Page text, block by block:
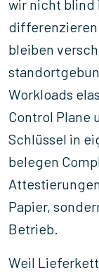
wir nicht blind
bleiben
Workloads
Control Plane
Schlüssel in
belegen
Papier,
Betrieb.
Weil